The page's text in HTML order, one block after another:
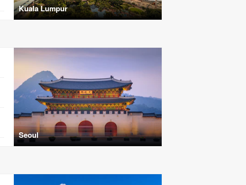
Kuala Lumpur
Seoul